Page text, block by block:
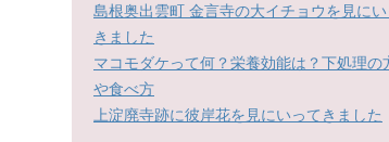
島根奥出雲町 金言寺の大イチョウを見にい
きました
マコモダケって何？栄養効能は？下処理の
や食べ方
上淀廃寺跡に彼岸花を見にいってきました